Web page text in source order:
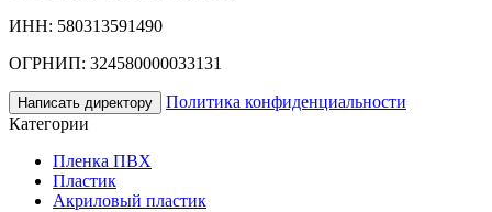
ИНН: 580313591490
ОГРНИП: 324580000033131
Написать директору
Политика конфиденциальности
Категории
Пленка ПВХ
Пластик
Акриловый пластик